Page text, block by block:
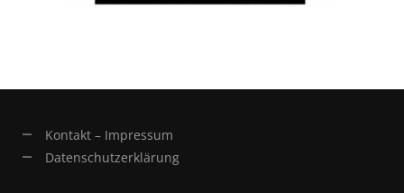
Kontakt – Impressum
Datenschutzerklärung